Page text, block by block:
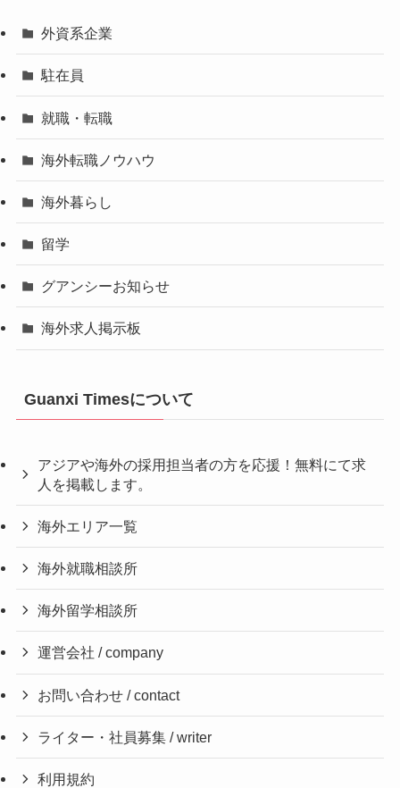
外資系企業
駐在員
就職・転職
海外転職ノウハウ
海外暮らし
留学
グアンシーお知らせ
海外求人掲示板
Guanxi Timesについて
アジアや海外の採用担当者の方を応援！無料にて求
人を掲載します。
海外エリア一覧
海外就職相談所
海外留学相談所
運営会社 / company
お問い合わせ / contact
ライター・社員募集 / writer
利用規約